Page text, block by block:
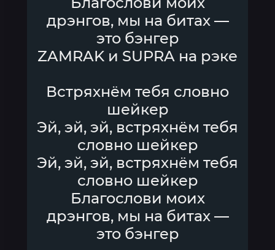
дрэнгов, мы на битах —
это бэнгер
ZAMRAK и SUPRA на рэке
Встряхнём тебя словно
шейкер
Эй, эй, эй, встряхнём тебя
словно шейкер
Эй, эй, эй, встряхнём тебя
словно шейкер
Благослови моих
дрэнгов, мы на битах —
это бэнгер